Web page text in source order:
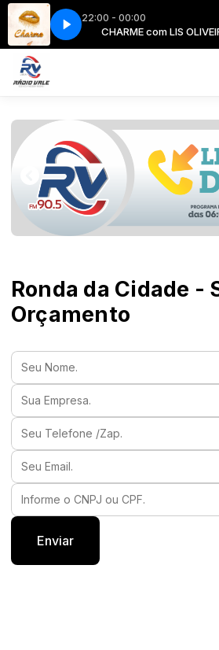
22:00 - 00:00
CHARME com LIS
Ronda da Cidade -
Orçamento
Seu Nome.
Sua Empresa.
Seu Telefone /Zap.
Seu Email.
Informe o CNPJ ou CPF.
Enviar